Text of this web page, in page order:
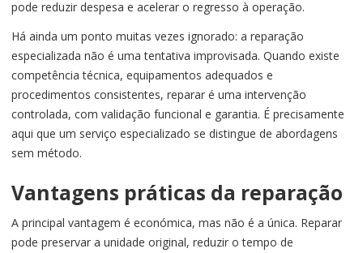
pode reduzir despesa e acelerar o regresso à operação.
Há ainda um ponto muitas vezes ignorado: a reparação
especializada não é uma tentativa improvisada. Quando existe
competência técnica, equipamentos adequados e
procedimentos consistentes, reparar é uma intervenção
controlada, com validação funcional e garantia. É precisamente
aqui que um serviço especializado se distingue de abordagens
sem método.
Vantagens práticas da reparação
A principal vantagem é económica, mas não é a única. Reparar
pode preservar a unidade original, reduzir o tempo de